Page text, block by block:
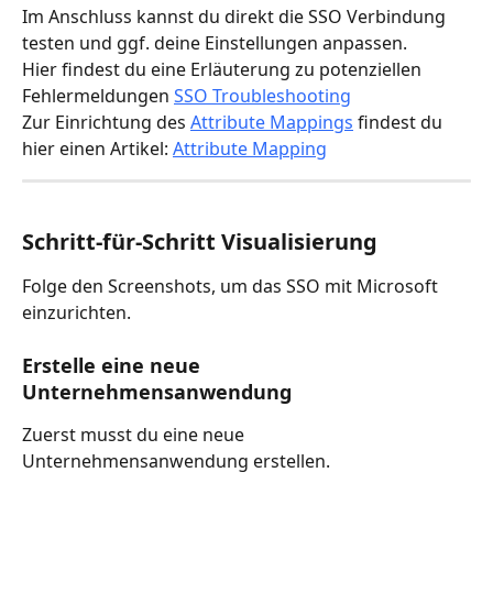
Im Anschluss kannst du direkt die SSO Verbindung
testen und ggf. deine Einstellungen anpassen.
Hier findest du eine Erläuterung zu potenziellen
Fehlermeldungen SSO Troubleshooting
Zur Einrichtung des Attribute Mappings findest du
hier einen Artikel: Attribute Mapping
Schritt-für-Schritt Visualisierung
Folge den Screenshots, um das SSO mit Microsoft
einzurichten.
Erstelle eine neue
Unternehmensanwendung
Zuerst musst du eine neue
Unternehmensanwendung erstellen.